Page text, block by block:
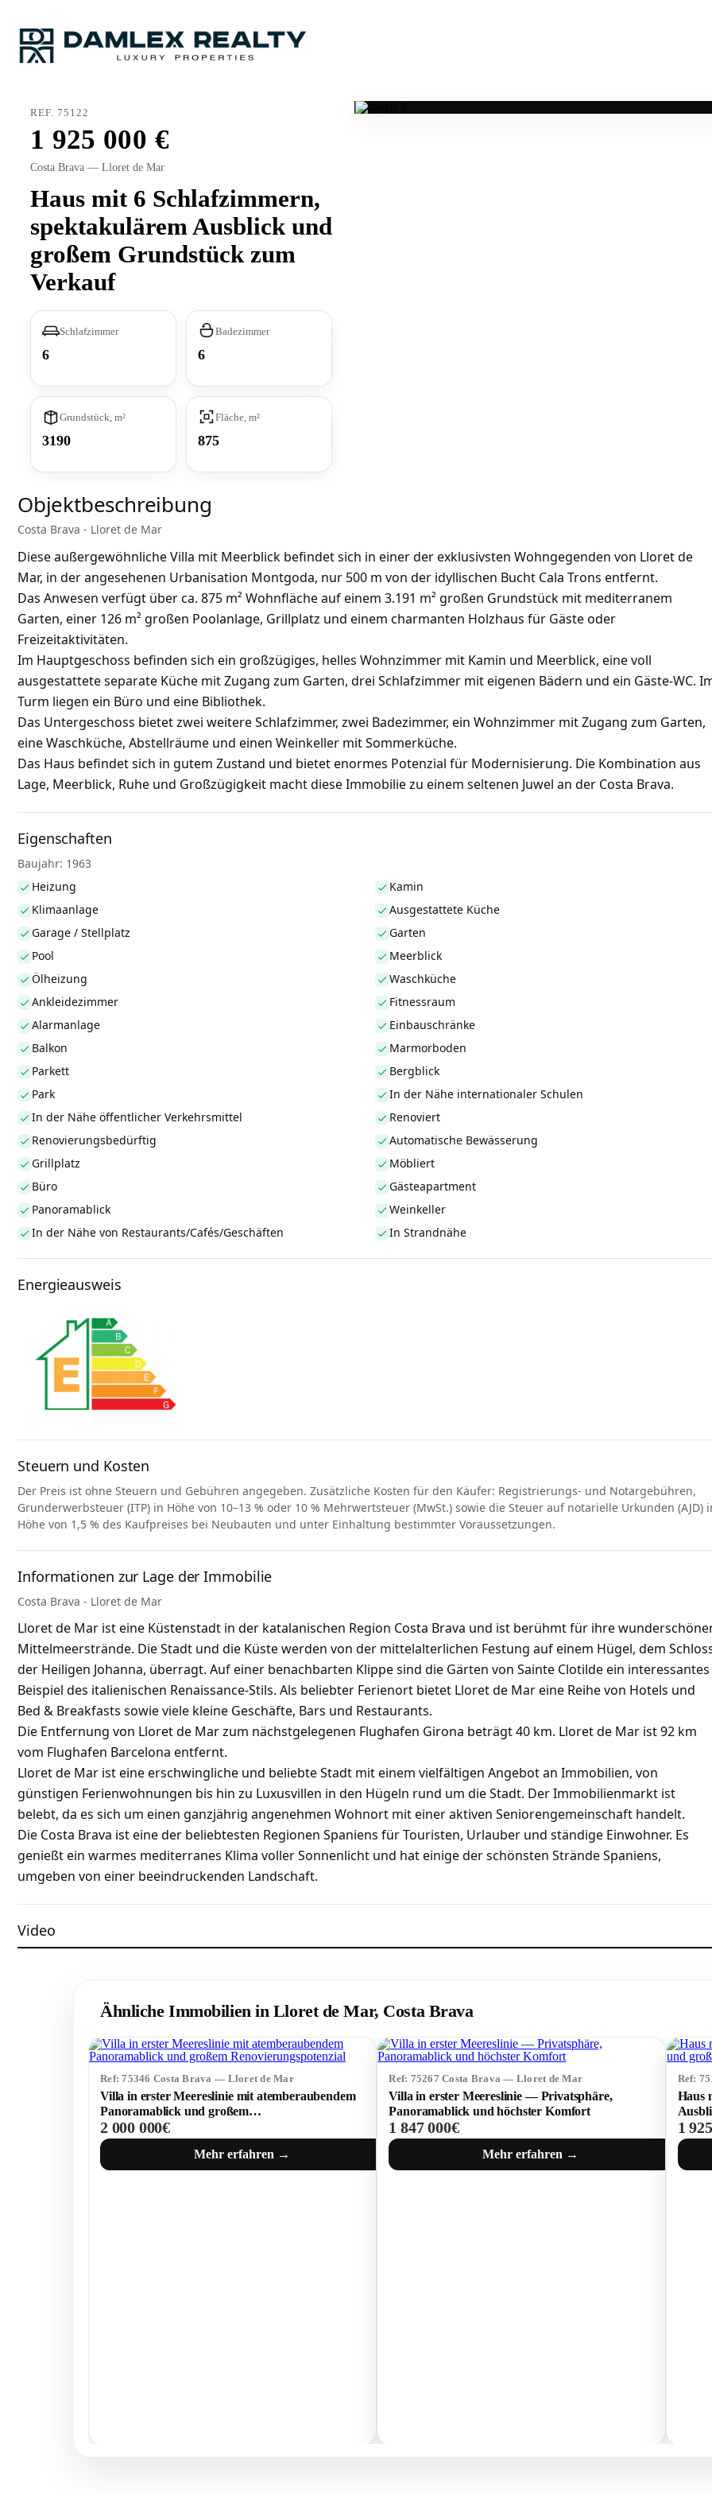
REF. 75122
1 925 000
Costa Brava — Lloret de Mar
Haus mit 6 Schlafzimmern,
spektakulärem Ausblick und
großem Grundstück zum
Verkauf
Schlafzimmer
6
Badezimmer
6
Grundstück, m²
3190
Fläche, m²
875
Objektbeschreibung
Costa Brava - Lloret de Mar
Diese außergewöhnliche Villa mit Meerblick befindet sich in einer der exklusivsten Wohngegenden von Lloret de
Mar, in der angesehenen Urbanisation Montgoda, nur 500 m von der idyllischen Bucht Cala Trons entfernt.
Das Anwesen verfügt über ca. 875 m² Wohnfläche auf einem 3.191 m² großen Grundstück mit mediterranem
Garten, einer 126 m² großen Poolanlage, Grillplatz und einem charmanten Holzhaus für Gäste oder
Freizeitaktivitäten.
Im Hauptgeschoss befinden sich ein großzügiges, helles Wohnzimmer mit Kamin und Meerblick, eine voll
ausgestattete separate Küche mit Zugang zum Garten, drei Schlafzimmer mit eigenen Bädern und ein Gäste-WC.
Turm liegen ein Büro und eine Bibliothek.
Das Untergeschoss bietet zwei weitere Schlafzimmer, zwei Badezimmer, ein Wohnzimmer mit Zugang zum Garten,
eine Waschküche, Abstellräume und einen Weinkeller mit Sommerküche.
Das Haus befindet sich in gutem Zustand und bietet enormes Potenzial für Modernisierung. Die Kombination aus
Lage, Meerblick, Ruhe und Großzügigkeit macht diese Immobilie zu einem seltenen Juwel an der Costa Brava.
Eigenschaften
Baujahr: 1963
Heizung
Kamin
Klimaanlage
Ausgestattete Küche
Garage / Stellplatz
Garten
Pool
Meerblick
Ölheizung
Waschküche
Ankleidezimmer
Fitnessraum
Alarmanlage
Einbauschränke
Balkon
Marmorboden
Parkett
Bergblick
Park
In der Nähe internationaler Schulen
In der Nähe öffentlicher Verkehrsmittel
Renoviert
Renovierungsbedürftig
Automatische Bewässerung
Grillplatz
Möbliert
Büro
Gästeapartment
Panoramablick
Weinkeller
In der Nähe von Restaurants/Cafés/Geschäften
In Strandnähe
Energieausweis
Steuern und Kosten
Der Preis ist ohne Steuern und Gebühren angegeben. Zusätzliche Kosten für den Käufer: Registrierungs- und Notargebühren,
Grunderwerbsteuer (ITP) in Höhe von 10–13 % oder 10 % Mehrwertsteuer (MwSt.) sowie die Steuer auf notarielle Urkunden (AJD)
Höhe von 1,5 % des Kaufpreises bei Neubauten und unter Einhaltung bestimmter Voraussetzungen.
Informationen zur Lage der Immobilie
Costa Brava - Lloret de Mar
Lloret de Mar ist eine Küstenstadt in der katalanischen Region Costa Brava und ist berühmt für ihre
Mittelmeerstrände. Die Stadt und die Küste werden von der mittelalterlichen Festung auf einem Hügel, dem
der Heiligen Johanna, überragt. Auf einer benachbarten Klippe sind die Gärten von Sainte Clotilde ein interessantes
Beispiel des italienischen Renaissance-Stils. Als beliebter Ferienort bietet Lloret de Mar eine Reihe von Hotels und
Bed & Breakfasts sowie viele kleine Geschäfte, Bars und Restaurants.
Die Entfernung von Lloret de Mar zum nächstgelegenen Flughafen Girona beträgt 40 km. Lloret de Mar ist 92 km
vom Flughafen Barcelona entfernt.
Lloret de Mar ist eine erschwingliche und beliebte Stadt mit einem vielfältigen Angebot an Immobilien, von
günstigen Ferienwohnungen bis hin zu Luxusvillen in den Hügeln rund um die Stadt. Der Immobilienmarkt ist
belebt, da es sich um einen ganzjährig angenehmen Wohnort mit einer aktiven Seniorengemeinschaft handelt.
Die Costa Brava ist eine der beliebtesten Regionen Spaniens für Touristen, Urlauber und ständige Einwohner. Es
genießt ein warmes mediterranes Klima voller Sonnenlicht und hat einige der schönsten Strände Spaniens,
umgeben von einer beeindruckenden Landschaft.
Video
Watch the video
Ähnliche Immobilien in Lloret de Mar, Costa Brava
Ref: 75346 Costa Brava — Lloret de Mar
Villa in erster Meereslinie mit atemberaubendem
Panoramablick und großem
Renovierungspotenzial
2 000 000€
Mehr erfahren →
Ref: 75267 Costa Brava — Lloret de Mar
Villa in erster Meereslinie — Privatsphäre,
Panoramablick und höchster Komfort
1 847 000€
Mehr erfahren →
Ref:
Haus
1